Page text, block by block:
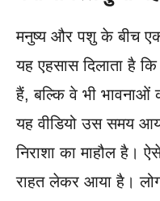
मनुष्य और पशु के बीच एक
यह एहसास दिलाता है
हैं, बल्कि वे भी
यह वीडियो उस समय
निराशा का माहौल है।
राहत लेकर आया है।